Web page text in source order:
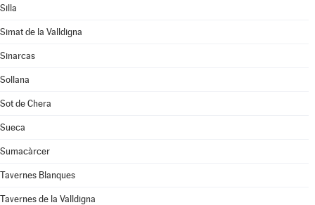
Silla
Simat de la Valldigna
Sinarcas
Sollana
Sot de Chera
Sueca
Sumacàrcer
Tavernes Blanques
Tavernes de la Valldigna